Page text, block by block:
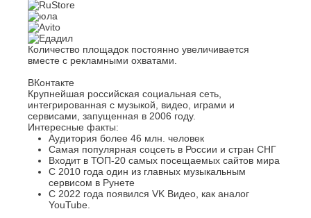
Кисловодск
Ковров
Коломна
Копейск
Кострома
Красногорск
Краснодар
Курган
Курск
Липецк
Люберцы
Тула
Тюмень
У
Ульяновск
Ф
Феодосия
Х
Хасавюрт
Химки
Ч
Чебоксары
Количество площадок постоянно увеличивается
вместе с рекламными охватами.
ВКонтакте
Крупнейшая российская социальная сеть,
интегрированная с музыкой, видео, играми и
сервисами, запущенная в 2006 году.
Интересные факты:
Аудитория более 46 млн. человек
Самая популярная соцсеть в России и стран СНГ
Входит в ТОП-20 самых посещаемых сайтов мира
С 2010 года один из главных музыкальным
сервисом в Рунете
С 2022 года появился VK Видео, как аналог
YouTube.